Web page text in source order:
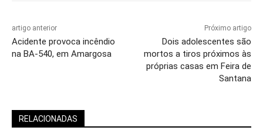
artigo anterior
Acidente provoca incêndio
na BA-540, em Amargosa
Próximo artigo
Dois adolescentes são
mortos a tiros próximos às
próprias casas em Feira de
Santana
RELACIONADAS